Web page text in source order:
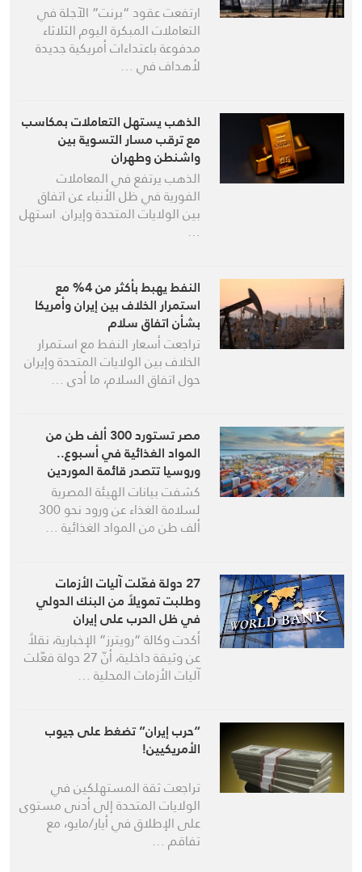
ارتفعت عقود “برنت” الآجلة في
التعاملات المبكرة اليوم الثلاثاء
مدفوعة باعتداءات أمريكية جديدة
لأهداف في …
الذهب يستهل التعاملات بمكاسب
مع ترقب مسار التسوية بين
واشنطن وطهران
الذهب يرتفع في المعاملات
الفورية في ظل الأنباء عن اتفاق
بين الولايات المتحدة وإيران. استهل
…
النفط يهبط بأكثر من 4% مع
استمرار الخلاف بين إيران وأمريكا
بشأن اتفاق سلام
تراجعت أسعار النفط ‌مع استمرار
الخلاف بين الولايات المتحدة وإيران
حول اتفاق السلام، ما أدى …
مصر تستورد 300 ألف طن من
المواد الغذائية في أسبوع..
وروسيا تتصدر قائمة الموردين
كشفت بيانات الهيئة المصرية
لسلامة الغذاء عن ورود نحو 300
ألف طن من المواد الغذائية …
27 دولة فعّلت آليات الأزمات
وطلبت تمويلاً من البنك الدولي
في ظل الحرب على إيران
أكدت وكالة “رويترز” الإخبارية، نقلاً
عن وثيقة داخلية، أنّ 27 دولة فعّلت
آليات الأزمات المحلية …
“حرب إيران” تضغط على جيوب
الأمريكيين!
تراجعت ثقة المستهلكين في
الولايات المتحدة إلى أدنى مستوى
على الإطلاق في أيار/مايو، مع
تفاقم …